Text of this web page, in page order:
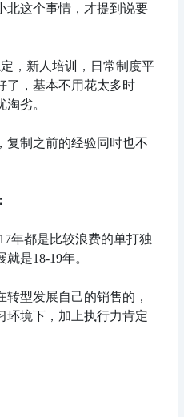
北这个事情，才提到说要
，新人培训，日常制度平
了，基本不用花太多时
劣。
复制之前的经验同时也不
年都是比较浪费的单打独
是18-19年。
型发展自己的销售的，
环境下，加上执行力肯定